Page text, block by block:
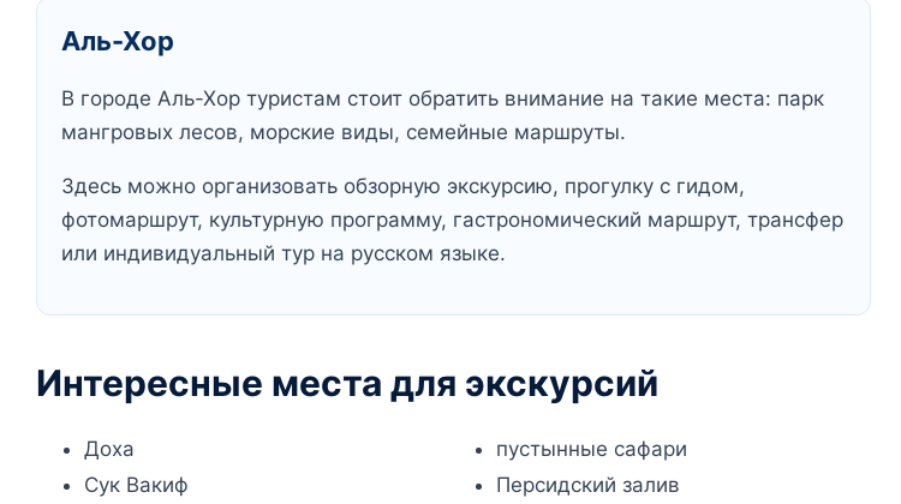
Аль-Хор
В городе Аль-Хор туристам стоит обратить внимание на такие места: парк
мангровых лесов, морские виды, семейные маршруты.
Здесь можно организовать обзорную экскурсию, прогулку с гидом,
фотомаршрут, культурную программу, гастрономический маршрут, трансфер
или индивидуальный тур на русском языке.
Интересные места для экскурсий
Доха
Сук Вакиф
пустынные сафари
Персидский залив